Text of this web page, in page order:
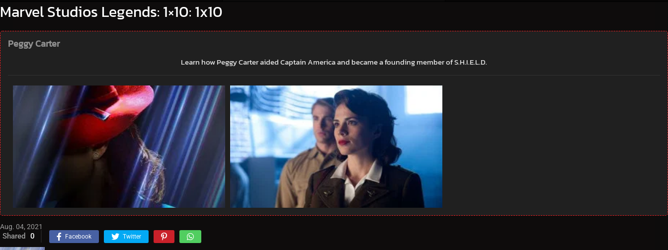
Marvel Studios Legends: 1×10: 1x10
Peggy Carter
Learn how Peggy Carter aided Captain America and became a founding member of S.H.I.E.L.D.
Aug. 04, 2021
Shared 0 Facebook Twitter